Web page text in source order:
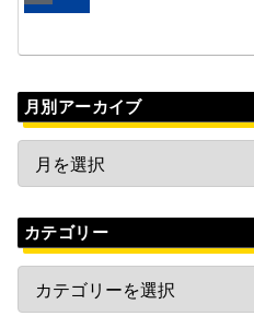
月別アーカイブ
カテゴリー